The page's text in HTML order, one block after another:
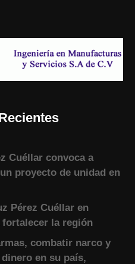
Cuéllar convoca a
proyecto de unidad en
Pérez Cuéllar en
fortalecer la región
combatir narco y
en su país,